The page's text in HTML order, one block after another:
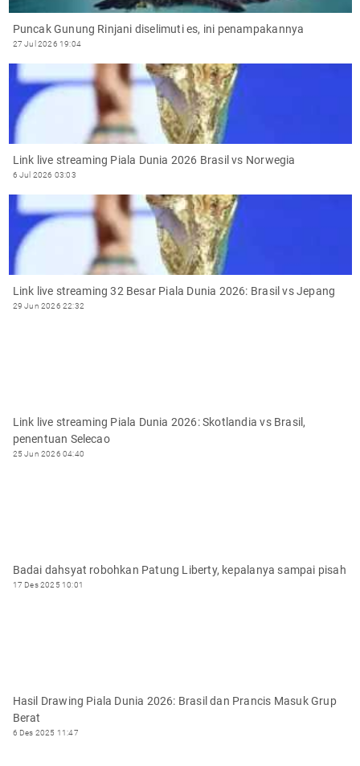
Puncak Gunung Rinjani diselimuti es, ini penampakannya
27 Jul 2026 19:04
Link live streaming Piala Dunia 2026 Brasil vs Norwegia
6 Jul 2026 03:03
Link live streaming 32 Besar Piala Dunia 2026: Brasil vs Jepang
29 Jun 2026 22:32
Link live streaming Piala Dunia 2026: Skotlandia vs Brasil,
penentuan Selecao
25 Jun 2026 04:40
Badai dahsyat robohkan Patung Liberty, kepalanya sampai pisah
17 Des 2025 10:01
Hasil Drawing Piala Dunia 2026: Brasil dan Prancis Masuk Grup
Berat
6 Des 2025 11:47